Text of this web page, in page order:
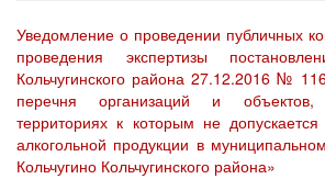
Уведомление о проведении публичных
проведения экспертизы
Кольчугинского района 27.12.2016 №
перечня организаций и
территориях к которым не
алкогольной продукции в
Кольчугино Кольчугинского района»